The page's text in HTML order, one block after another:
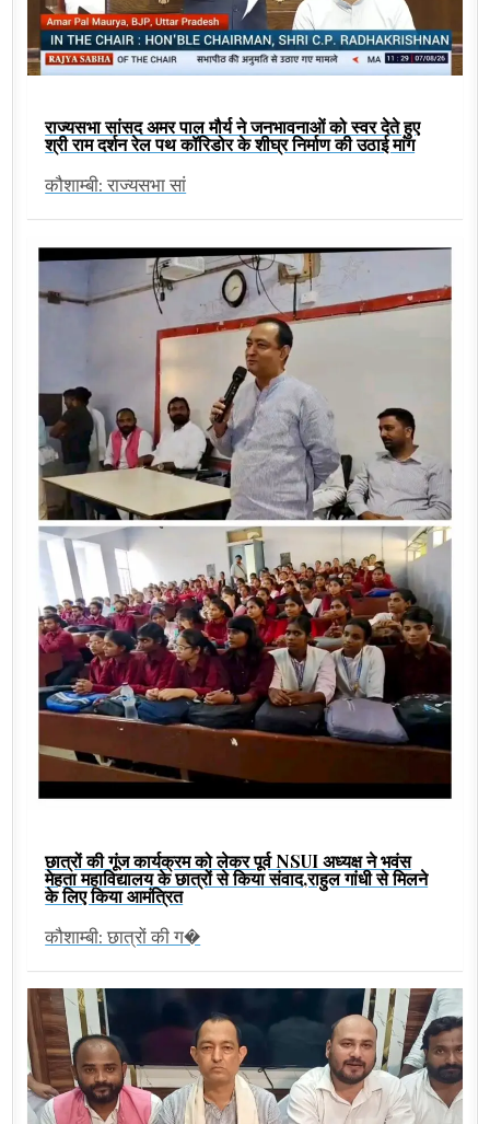
राज्यसभा सांसद अमर पाल मौर्य ने जनभावनाओं को स्वर देते हुए
श्री राम दर्शन रेल पथ कॉरिडोर के शीघ्र निर्माण की उठाई मांग
कौशाम्बी: राज्यसभा सां
छात्रों की गूंज कार्यक्रम को लेकर पूर्व NSUI अध्यक्ष ने भवंस
मेहता महाविद्यालय के छात्रों से किया संवाद,राहुल गांधी से मिलने
के लिए किया आमंत्रित
कौशाम्बी: छात्रों की ग�